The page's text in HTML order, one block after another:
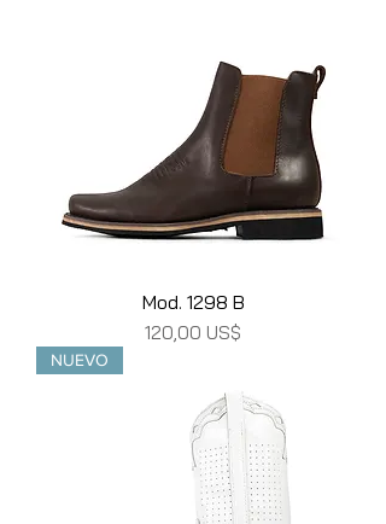
Mod. 1298 B
Precio
120,00 US$
NUEVO